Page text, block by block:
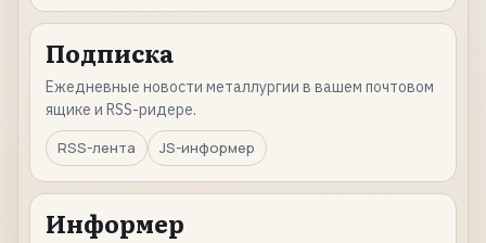
Подписка
Ежедневные новости металлургии в вашем почтовом
ящике и RSS-ридере.
RSS-лента
JS-информер
Информер